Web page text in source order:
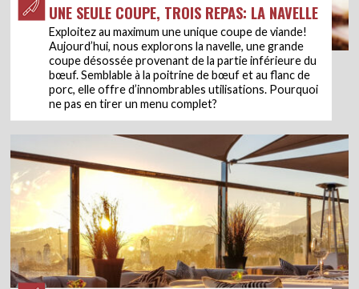
UNE SEULE COUPE, TROIS REPAS: LA NAVELLE
Exploitez au maximum une unique coupe de viande!
Aujourd’hui, nous explorons la navelle, une grande
coupe désossée provenant de la partie inférieure du
bœuf. Semblable à la poitrine de bœuf et au flanc de
porc, elle offre d’innombrables utilisations. Pourquoi
ne pas en tirer un menu complet?